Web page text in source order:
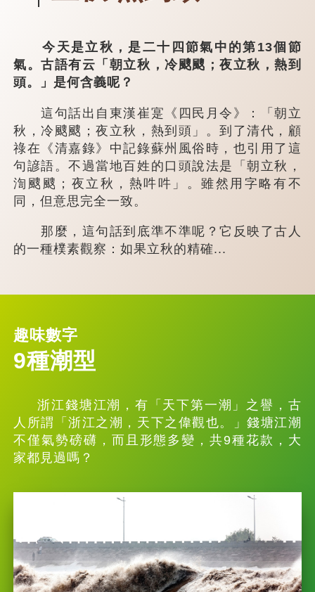
今天是立秋，是二十四節氣中的第13個節
氣。古語有云「朝立秋，冷颼颼；夜立秋，熱到
頭。」是何含義呢？
這句話出自東漢崔寔《四民月令》：「朝立
秋，冷颼颼；夜立秋，熱到頭」。到了清代，顧
祿在《清嘉錄》中記錄蘇州風俗時，也引用了這
句諺語。不過當地百姓的口頭說法是「朝立秋，
渹颼颼；夜立秋，熱吽吽」。雖然用字略有不
同，但意思完全一致。
那麼，這句話到底準不準呢？它反映了古人
的一種樸素觀察：如果立秋的精確...
趣味數字
9種潮型
浙江錢塘江潮，有「天下第一潮」之譽，古
人所謂「浙江之潮，天下之偉觀也。」錢塘江潮
不僅氣勢磅礴，而且形態多變，共9種花款，大
家都見過嗎？